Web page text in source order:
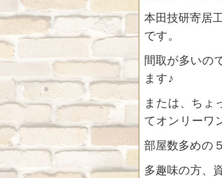
本田技研寄居
です。
間取が多いの
ます♪
または、ちょ
てオンリーワ
部屋数多めの
多趣味の方、